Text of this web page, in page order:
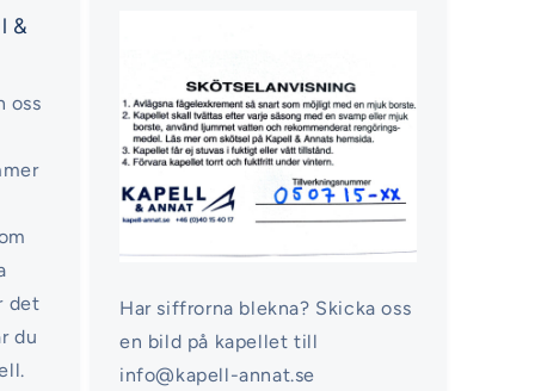
&
oss
det
du
Har siffrorna blekna? Skicka oss
en bild på kapellet till
info@kapell-annat.se